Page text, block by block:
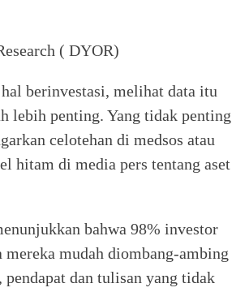
( DYOR)
berinvestasi, melihat data itu
lebih penting. Yang tidak penting
celotehan di medsos atau
hitam di media pers tentang aset
bahwa 98% investor
mudah diombang-ambing
pendapat dan tulisan yang tidak